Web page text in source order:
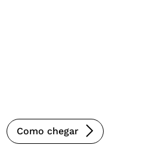
Como chegar